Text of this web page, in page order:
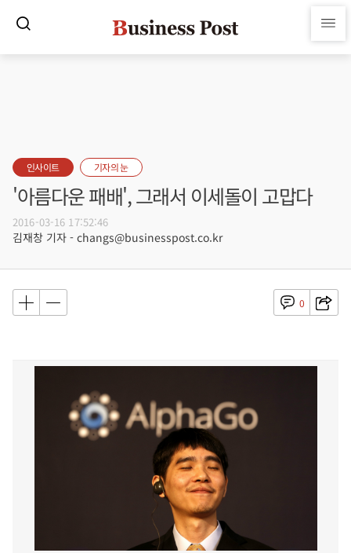
인사이트 기자의 눈
'아름다운 패배', 그래서 이세돌이 고맙다
2016-03-16 17:52:46
김재창 기자 - changs@businesspost.co.kr
0